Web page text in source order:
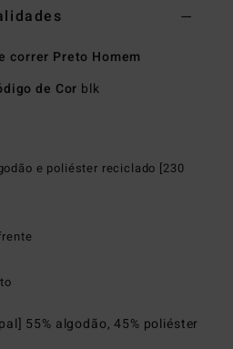
correr Preto Homem
de Cor blk
e poliéster reciclado [230
55% algodão, 45% poliéster